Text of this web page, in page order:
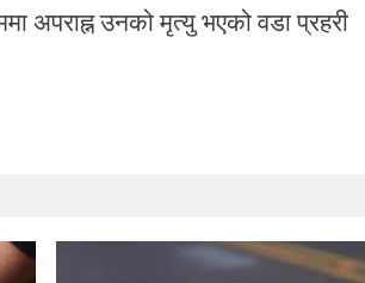
अपराह्न उनको मृत्यु भएको वडा प्रहरी